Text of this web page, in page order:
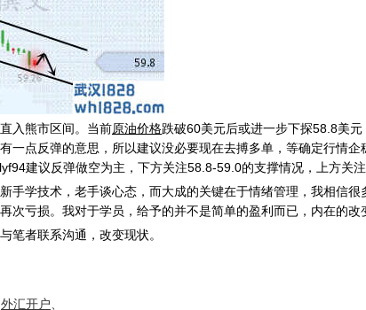
入熊市区间。当前原油价格跌破60美元后或进一步下探58.8美
一点反弹的意思，所以建议没必要现在去搏多单，等确定行情
建议反弹做空为主，下方关注58.8-59.0的支撑情况，上方关注
学技术，老手谈心态，而大成的关键在于情绪管理，我相信很
次亏损。我对于学员，给予的并不是简单的盈利而已，内在的改
者联系沟通，改变现状。
外汇开户、